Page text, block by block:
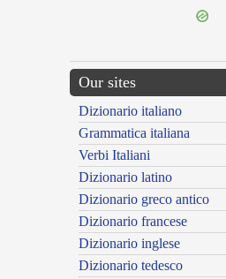
Our sites
Dizionario italiano
Grammatica italiana
Verbi Italiani
Dizionario latino
Dizionario greco antico
Dizionario francese
Dizionario inglese
Dizionario tedesco